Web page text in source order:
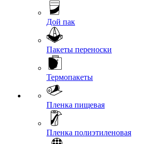
Дой пак
Пакеты переноски
Термопакеты
Пленка пищевая
Пленка полиэтиленовая